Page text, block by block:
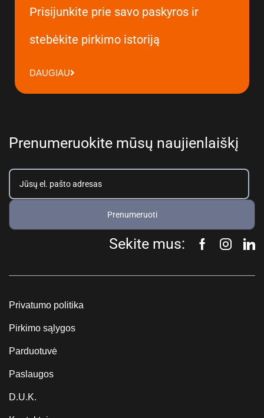
Prisijunkite prie savo paskyros ir
stebėkite pirkimo istoriją
DAUGIAU
Prenumeruokite mūsų naujienlaiškį
Prenumeruoti
Sekite mus:
Privatumo politika
Pirkimo sąlygos
Parduotuvė
Paslaugos
D.U.K.